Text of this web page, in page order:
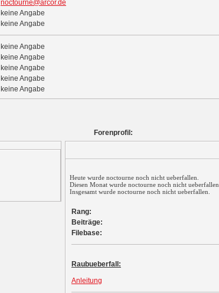
noctourne@arcor.de
keine Angabe
keine Angabe
keine Angabe
keine Angabe
keine Angabe
keine Angabe
keine Angabe
Forenprofil:
Heute wurde noctourne noch nicht ueberfallen.
Diesen Monat wurde noctourne noch nicht ueberfallen.
Insgesamt wurde noctourne noch nicht ueberfallen.
Rang:
Beiträge:
Filebase:
Raubueberfall:
Anleitung